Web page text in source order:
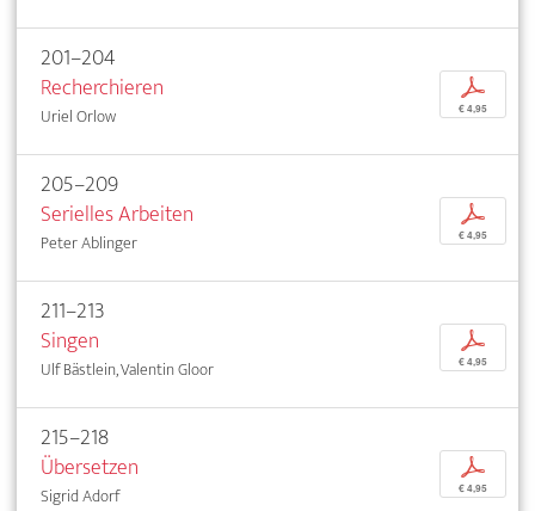
201–204
Recherchieren
Uriel Orlow
p
€ 4,95
205–209
Serielles Arbeiten
Peter Ablinger
p
€ 4,95
211–213
Singen
Ulf Bästlein, Valentin Gloor
p
€ 4,95
215–218
Übersetzen
Sigrid Adorf
p
€ 4,95